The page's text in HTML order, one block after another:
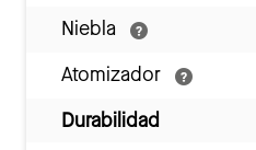
Niebla
Atomizador
Durabilidad